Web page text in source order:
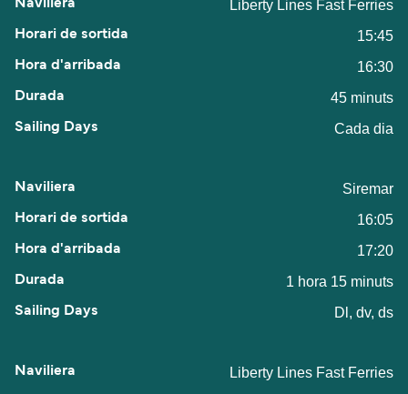
Liberty Lines Fast Ferries
15:45
16:30
45 minuts
Cada dia
Siremar
16:05
17:20
1 hora 15 minuts
Dl, dv, ds
Liberty Lines Fast Ferries